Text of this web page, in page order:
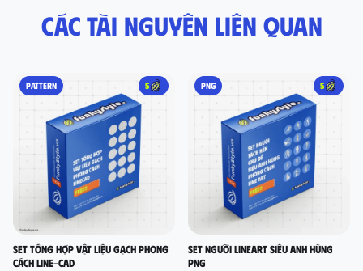
Các tài nguyên liên quan
PATTERN 5
set tổng hợp vật liệu gạch phong
cách LINE-CAD
PNG 5
Set người lineart siêu anh hùng
PNG